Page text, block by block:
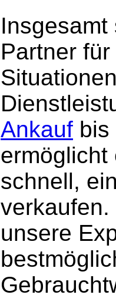
Partner
Ankauf bis
ermöglicht
schnell,
unsere